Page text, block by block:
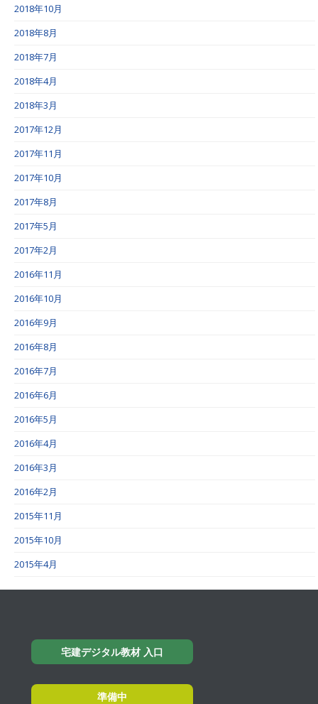
2018年10月
2018年8月
2018年7月
2018年4月
2018年3月
2017年12月
2017年11月
2017年10月
2017年8月
2017年5月
2017年2月
2016年11月
2016年10月
2016年9月
2016年8月
2016年7月
2016年6月
2016年5月
2016年4月
2016年3月
2016年2月
2015年11月
2015年10月
2015年4月
宅建デジタル教材 入口
準備中